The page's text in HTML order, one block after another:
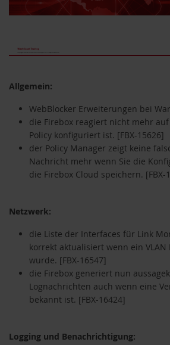
Allgemein:
WebBlocker Erweiterungen bei
die Firebox reagiert nicht mehr auf
Policy konfiguriert ist. [FBX-15626]
der Policy Manager zeigt keine
Nachricht mehr wenn Sie die
die Firebox Cloud speichern. [FBX-
Netzwerk:
die Liste der Interfaces für Link
korrekt aktualisiert wenn ein
wurde. [FBX-16547]
die Firebox generiert nun
Lognachrichten auch wenn eine
bekannt ist. [FBX-16424]
Logging und Benachrichtigung: